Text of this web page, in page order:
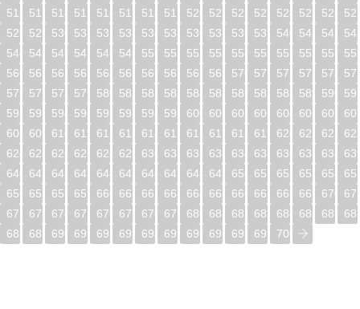
512
513 514 515 516 517 518 519 520 521 522 523 524 525 526
528
529 530 531 532 533 534 535 536 537 538 539 540 541 542
544
545 546 547 548 549 550 551 552 553 554 555 556 557 558
560
561 562 563 564 565 566 567 568 569 570 571 572 573 574
576
577 578 579 580 581 582 583 584 585 586 587 588 589 590
592
593 594 595 596 597 598 599 600 601 602 603 604 605 606
608
609 610 611 612 613 614 615 616 617 618 619 620 621 622
624
625 626 627 628 629 630 631 632 633 634 635 636 637 638
640
641 642 643 644 645 646 647 648 649 650 651 652 653 654
656
657 658 659 660 661 662 663 664 665 666 667 668 669 670
672
673 674 675 676 677 678 679 680 681 682 683 684 685 686
688
689 690 691 692 693 694 695 696 697 698 699 700